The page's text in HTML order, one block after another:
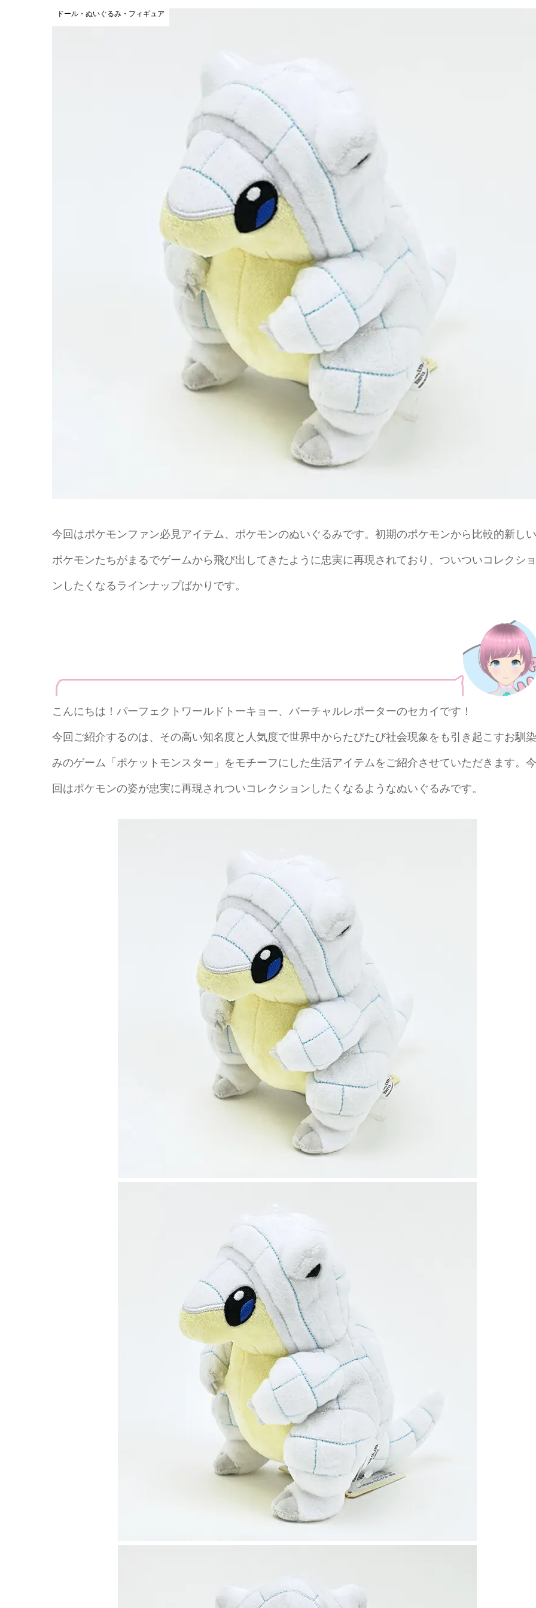
ドール・ぬいぐるみ・フィギュア
今回はポケモンファン必見アイテム、ポケモンのぬいぐるみです。初期のポケモンから比較的新しい
ポケモンたちがまるでゲームから飛び出してきたように忠実に再現されており、ついついコレクショ
ンしたくなるラインナップばかりです。
こんにちは！パーフェクトワールドトーキョー、バーチャルレポーターのセカイです！
今回ご紹介するのは、その高い知名度と人気度で世界中からたびたび社会現象をも引き起こすお馴染
みのゲーム「ポケットモンスター」をモチーフにした生活アイテムをご紹介させていただきます。今
回はポケモンの姿が忠実に再現されついコレクションしたくなるようなぬいぐるみです。